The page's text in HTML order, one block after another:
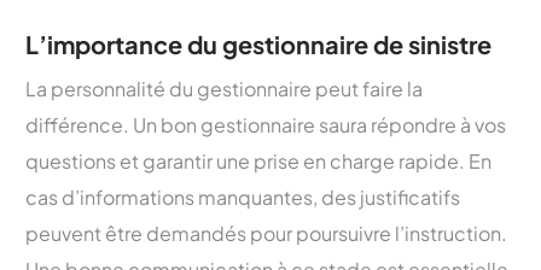
L’importance du gestionnaire de sinistre
La personnalité du gestionnaire peut faire la
différence. Un bon gestionnaire saura répondre à vos
questions et garantir une prise en charge rapide. En
cas d’informations manquantes, des justificatifs
peuvent être demandés pour poursuivre l’instruction.